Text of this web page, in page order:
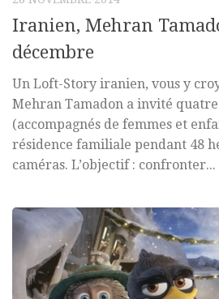
Iranien, Mehran
décembre
Un Loft-Story iranien, vous y
Mehran Tamadon a invité
(accompagnés de femmes et
résidence familiale pendant 48
caméras. L’objectif : confronter...